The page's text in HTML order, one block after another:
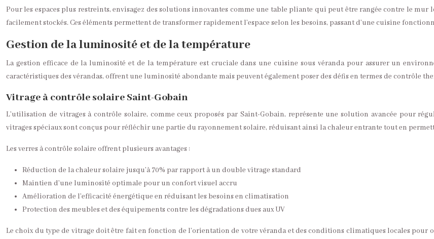
Pour les espaces plus restreints, envisagez des solutions innovantes comme une table pliante qui peut être rangée contre le
facilement stockés. Ces éléments permettent de transformer rapidement l’espace selon les besoins, passant d’une cuisine
Gestion de la luminosité et de la température
La gestion efficace de la luminosité et de la température est cruciale dans une cuisine sous véranda pour assurer un
caractéristiques des vérandas, offrent une luminosité abondante mais peuvent également poser des défis en termes de contrôle
Vitrage à contrôle solaire Saint-Gobain
L’utilisation de vitrages à contrôle solaire, comme ceux proposés par Saint-Gobain, représente une solution avancée pour
vitrages spéciaux sont conçus pour réfléchir une partie du rayonnement solaire, réduisant ainsi la chaleur entrante tout en
Les verres à contrôle solaire offrent plusieurs avantages :
Réduction de la chaleur solaire jusqu’à 70% par rapport à un double vitrage standard
Maintien d’une luminosité optimale pour un confort visuel accru
Amélioration de l’efficacité énergétique en réduisant les besoins en climatisation
Protection des meubles et des équipements contre les dégradations dues aux UV
Le choix du type de vitrage doit être fait en fonction de l’orientation de votre véranda et des conditions climatiques locales